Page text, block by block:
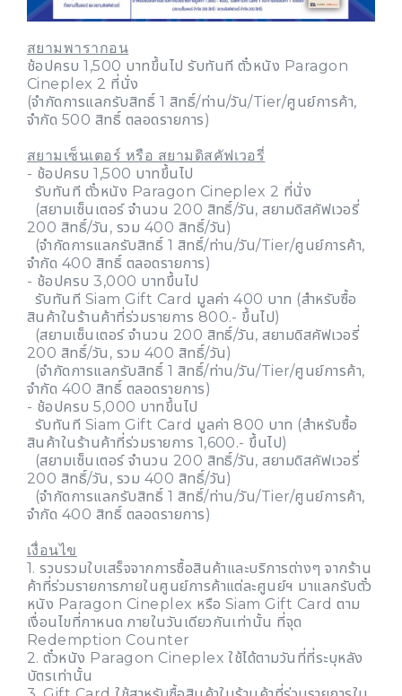
สยามพารากอน
ช้อปครบ 1,500 บาทขึ้นไป รับทันที ตั๋วหนัง Paragon
Cineplex 2 ที่นั่ง
(จำกัดการแลกรับสิทธิ์ 1 สิทธิ์/ท่าน/วัน/Tier/ศูนย์การค้า,
จำกัด 500 สิทธิ์ ตลอดรายการ)
สยามเซ็นเตอร์ หรือ สยามดิสคัฟเวอรี่
- ช้อปครบ 1,500 บาทขึ้นไป
รับทันที ตั๋วหนัง Paragon Cineplex 2 ที่นั่ง
(สยามเซ็นเตอร์ จำนวน 200 สิทธิ์/วัน, สยามดิสคัฟเวอรี่
200 สิทธิ์/วัน, รวม 400 สิทธิ์/วัน)
(จำกัดการแลกรับสิทธิ์ 1 สิทธิ์/ท่าน/วัน/Tier/ศูนย์การค้า,
จำกัด 400 สิทธิ์ ตลอดรายการ)
- ช้อปครบ 3,000 บาทขึ้นไป
รับทันที Siam Gift Card มูลค่า 400 บาท (สำหรับซื้อ
สินค้าในร้านค้าที่ร่วมรายการ 800.- ขึ้นไป)
(สยามเซ็นเตอร์ จำนวน 200 สิทธิ์/วัน, สยามดิสคัฟเวอรี่
200 สิทธิ์/วัน, รวม 400 สิทธิ์/วัน)
(จำกัดการแลกรับสิทธิ์ 1 สิทธิ์/ท่าน/วัน/Tier/ศูนย์การค้า,
จำกัด 400 สิทธิ์ ตลอดรายการ)
- ช้อปครบ 5,000 บาทขึ้นไป
รับทันที Siam Gift Card มูลค่า 800 บาท (สำหรับซื้อ
สินค้าในร้านค้าที่ร่วมรายการ 1,600.- ขึ้นไป)
(สยามเซ็นเตอร์ จำนวน 200 สิทธิ์/วัน, สยามดิสคัฟเวอรี่
200 สิทธิ์/วัน, รวม 400 สิทธิ์/วัน)
(จำกัดการแลกรับสิทธิ์ 1 สิทธิ์/ท่าน/วัน/Tier/ศูนย์การค้า,
จำกัด 400 สิทธิ์ ตลอดรายการ)
เงื่อนไข
1. รวบรวมใบเสร็จจากการซื้อสินค้าและบริการต่างๆ จากร้าน
ค้าที่ร่วมรายการภายในศูนย์การค้าแต่ละศูนย์ฯ มาแลกรับตั๋ว
หนัง Paragon Cineplex หรือ Siam Gift Card ตาม
เงื่อนไขที่กาหนด ภายในวันเดียวกันเท่านั้น ที่จุด
Redemption Counter
2. ตั๋วหนัง Paragon Cineplex ใช้ได้ตามวันที่ที่ระบุหลัง
บัตรเท่านั้น